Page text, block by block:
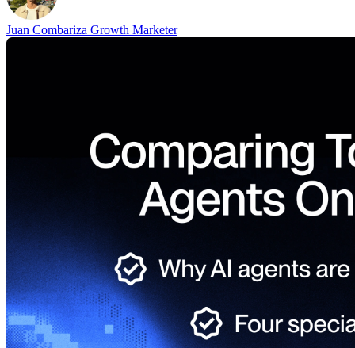
Juan Combariza Growth Marketer